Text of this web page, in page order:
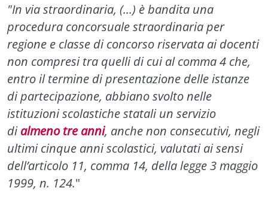
"In via straordinaria, (...) è bandita una
procedura concorsuale straordinaria per
regione e classe di concorso riservata ai docenti
non compresi tra quelli di cui al comma 4 che,
entro il termine di presentazione delle istanze
di partecipazione, abbiano svolto nelle
istituzioni scolastiche statali un servizio
dialmeno tre anni, anche non consecutivi, negli
ultimi cinque anni scolastici, valutati ai sensi
dell’articolo 11, comma 14, della legge 3 maggio
1999, n. 124."